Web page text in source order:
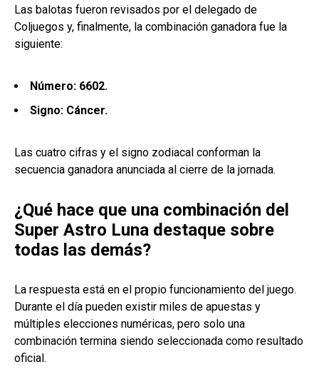
Las balotas fueron revisados por el delegado de
Coljuegos y, finalmente, la combinación ganadora fue la
siguiente:
Número: 6602.
Signo: Cáncer.
Las cuatro cifras y el signo zodiacal conforman la
secuencia ganadora anunciada al cierre de la jornada.
¿Qué hace que una combinación del
Super Astro Luna destaque sobre
todas las demás?
La respuesta está en el propio funcionamiento del juego.
Durante el día pueden existir miles de apuestas y
múltiples elecciones numéricas, pero solo una
combinación termina siendo seleccionada como resultado
oficial.